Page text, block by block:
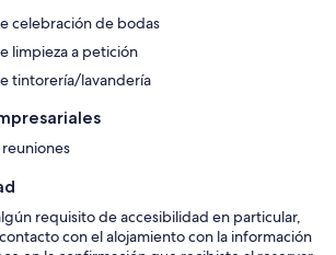
celebración de bodas
limpieza a petición
tintorería/lavandería
reuniones
requisito de accesibilidad en particular,
con el alojamiento con la información